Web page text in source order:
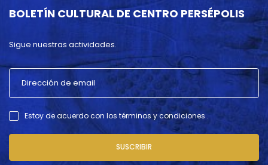
BOLETÍN CULTURAL DE CENTRO PERSÉPOLIS
Sigue nuestras actividades.
Estoy de acuerdo con los términos y condiciones .
SUSCRIBIR